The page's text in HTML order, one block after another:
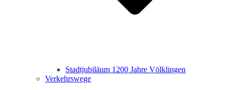
Stadtjubiläum 1200 Jahre Völklingen
Verkehrswege